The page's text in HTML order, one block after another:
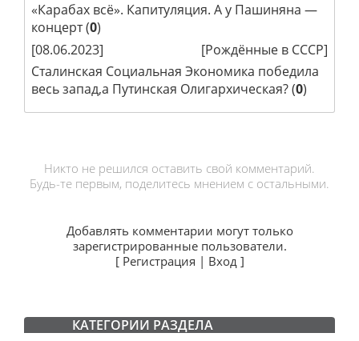
«Карабах всё». Капитуляция. А у Пашиняна —
концерт(0)
[08.06.2023]
[Рождённые в СССР]
Сталинская Социальная Экономика победила
весь запад,а Путинская Олигархическая?(0)
Никто не решился оставить свой комментарий.
Будь-те первым, поделитесь мнением с остальными.
Добавлять комментарии могут только
зарегистрированные пользователи.
[ Регистрация | Вход]
КАТЕГОРИИ РАЗДЕЛА